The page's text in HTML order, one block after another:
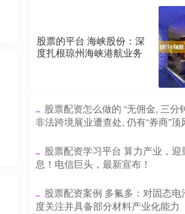
股票的平台 海峡股份：深
度扎根琼州海峡港航业务
股票配资怎么做的 “无佣金, 三分
非法跨境展业遭查处, 仍有“券商”顶
股票配资学习平台 算力产业，迎
息！电信巨头，最新宣布！
股票配资案例 多氟多：对固态电
度关注并具备部分材料产业化能力